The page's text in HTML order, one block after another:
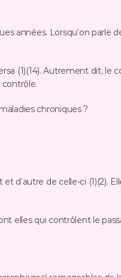
années. Lorsqu’on parle
(1)(14). Autrement dit, le
chroniques ?
elles qui contrôlent le